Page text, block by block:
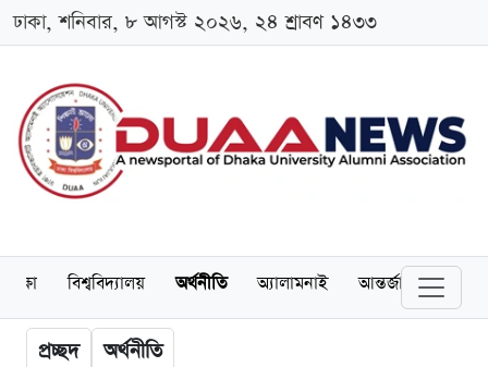
ঢাকা, শনিবার, ৮ আগস্ট ২০২৬, ২৪ শ্রাবণ ১৪৩৩
শিক্ষা বিশ্ববিদ্যালয় অর্থনীতি অ্যালামনাই আন্তর্জাতিক
প্রচ্ছদ অর্থনীতি